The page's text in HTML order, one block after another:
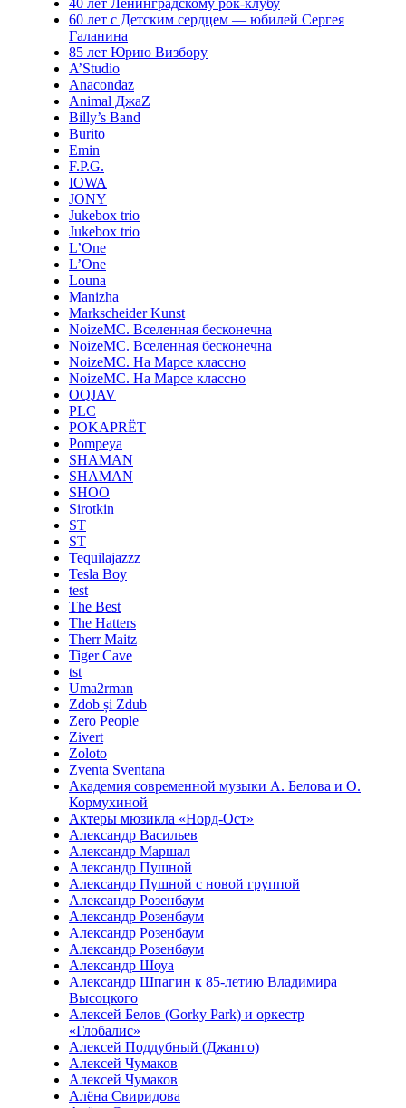
40 лет Ленинградскому рок-клубу
60 лет с Детским сердцем — юбилей Сергея
Галанина
85 лет Юрию Визбору
A’Studio
Anacondaz
Animal ДжаZ
Billy’s Band
Burito
Emin
F.P.G.
IOWA
JONY
Jukebox trio
Jukebox trio
L’One
L’One
Louna
Manizha
Markscheider Kunst
NoizeMC. Вселенная бесконечна
NoizeMC. Вселенная бесконечна
NoizeMC. На Марсе классно
NoizeMC. На Марсе классно
OQJAV
PLC
POKAPRЁT
Pompeya
SHAMAN
SHAMAN
SHOO
Sirotkin
ST
ST
Tequilajazzz
Tesla Boy
test
The Best
The Hatters
Therr Maitz
Tiger Cave
tst
Uma2rman
Zdob și Zdub
Zero People
Zivert
Zoloto
Zventa Sventana
Академия современной музыки А. Белова и О.
Кормухиной
Актеры мюзикла «Норд-Ост»
Александр Васильев
Александр Маршал
Александр Пушной
Александр Пушной с новой группой
Александр Розенбаум
Александр Розенбаум
Александр Розенбаум
Александр Розенбаум
Александр Шоуа
Александр Шпагин к 85-летию Владимира
Высоцкого
Алексей Белов (Gorky Park) и оркестр
«Глобалис»
Алексей Поддубный (Джанго)
Алексей Чумаков
Алексей Чумаков
Алёна Свиридова